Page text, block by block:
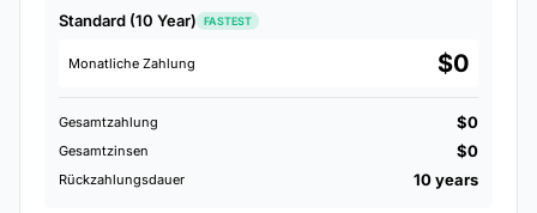
Standard (10 Year) FASTEST
Monatliche Zahlung $0
Gesamtzahlung $0
Gesamtzinsen $0
Rückzahlungsdauer 10 years